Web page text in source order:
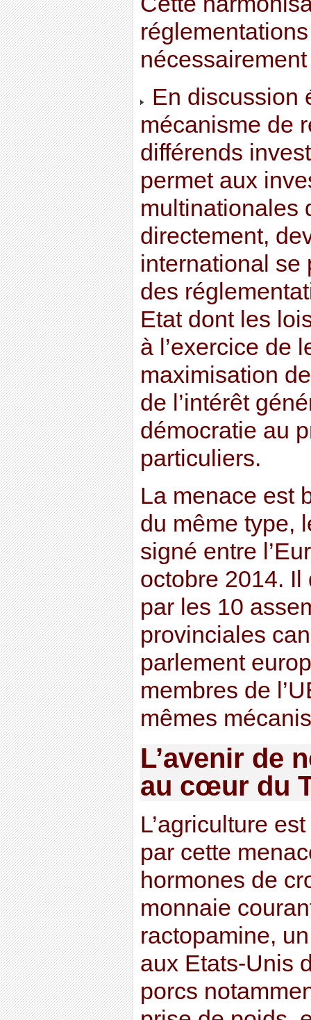
En discussion
mécanisme de
différends
permet aux
multinationales
directement,
international se
des
Etat dont les
à l’exercice de
maximisation
de l’intérêt
démocratie au
particuliers.
La menace est
du même type,
signé entre
octobre 2014. Il
par les 10
provinciales
parlement
membres de
mêmes
L’avenir de
au cœur du
L’agriculture
par cette
hormones de
monnaie
ractopamine,
aux Etats-Unis
porcs